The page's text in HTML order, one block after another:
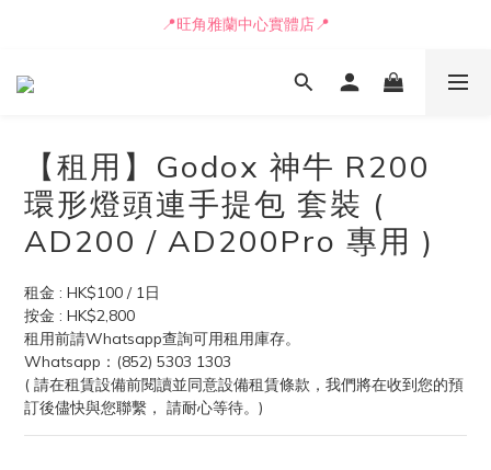
📒🖋️報價單 / 採購表格🖋️📒
📍旺角雅蘭中心實體店📍
🚛最快可即日安排貨車送到💨
【租用】Godox 神牛 R200
環形燈頭連手提包 套裝 (
AD200 / AD200Pro 專用 )
租金 : HK$100 / 1日
按金 : HK$2,800
租用前請Whatsapp查詢可用租用庫存。
Whatsapp：(852) 5303 1303
( 請在租賃設備前閱讀並同意設備租賃條款，我們將在收到您的預
訂後儘快與您聯繫， 請耐心等待。)